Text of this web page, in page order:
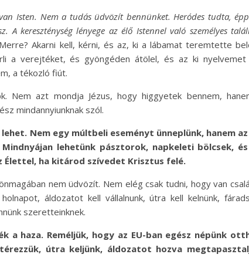
Isten. Nem a tudás üdvözít bennünket. Heródes tudta,
kereszténység lényege az élő Istennel való személyes
Merre? Akarni kell, kérni, és az, ki a lábamat teremtette
a verejtéket, és gyöngéden átölel, és az ki nyelvemet
a tékozló fiút.
Nem azt mondja Jézus, hogy higgyetek bennem,
mindannyiunknak szól.
Nem egy múltbeli eseményt ünneplünk, hanem
lehetünk pásztorok, napkeleti bölcsek,
Élettel, ha kitárod szívedet Krisztus felé.
nem üdvözít. Nem elég csak tudni, hogy van
áldozatot kell vállalnunk, útra kell kelnünk,
szeretteinknek.
haza. Reméljük, hogy az EU-ban egész népünk
útra keljünk, áldozatot hozva